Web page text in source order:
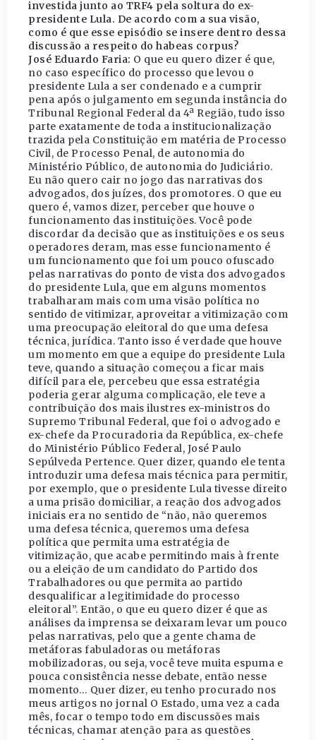
investida junto ao TRF4 pela soltura do ex-
presidente Lula. De acordo com a sua visão,
como é que esse episódio se insere dentro dessa
discussão a respeito do habeas corpus?
José Eduardo Faria: O que eu quero dizer é que,
no caso específico do processo que levou o
presidente Lula a ser condenado e a cumprir
pena após o julgamento em segunda instância do
Tribunal Regional Federal da 4ª Região, tudo isso
parte exatamente de toda a institucionalização
trazida pela Constituição em matéria de Processo
Civil, de Processo Penal, de autonomia do
Ministério Público, de autonomia do Judiciário.
Eu não quero cair no jogo das narrativas dos
advogados, dos juízes, dos promotores. O que eu
quero é, vamos dizer, perceber que houve o
funcionamento das instituições. Você pode
discordar da decisão que as instituições e os seus
operadores deram, mas esse funcionamento é
um funcionamento que foi um pouco ofuscado
pelas narrativas do ponto de vista dos advogados
do presidente Lula, que em alguns momentos
trabalharam mais com uma visão política no
sentido de vitimizar, aproveitar a vitimização com
uma preocupação eleitoral do que uma defesa
técnica, jurídica. Tanto isso é verdade que houve
um momento em que a equipe do presidente Lula
teve, quando a situação começou a ficar mais
difícil para ele, percebeu que essa estratégia
poderia gerar alguma complicação, ele teve a
contribuição dos mais ilustres ex-ministros do
Supremo Tribunal Federal, que foi o advogado e
ex-chefe da Procuradoria da República, ex-chefe
do Ministério Público Federal, José Paulo
Sepúlveda Pertence. Quer dizer, quando ele tenta
introduzir uma defesa mais técnica para permitir,
por exemplo, que o presidente Lula tivesse direito
a uma prisão domiciliar, a reação dos advogados
iniciais era no sentido de “não, não queremos
uma defesa técnica, queremos uma defesa
política que permita uma estratégia de
vitimização, que acabe permitindo mais à frente
ou a eleição de um candidato do Partido dos
Trabalhadores ou que permita ao partido
desqualificar a legitimidade do processo
eleitoral”. Então, o que eu quero dizer é que as
análises da imprensa se deixaram levar um pouco
pelas narrativas, pelo que a gente chama de
metáforas fabuladoras ou metáforas
mobilizadoras, ou seja, você teve muita espuma e
pouca consistência nesse debate, então nesse
momento… Quer dizer, eu tenho procurado nos
meus artigos no jornal O Estado, uma vez a cada
mês, focar o tempo todo em discussões mais
técnicas, chamar atenção para as questões